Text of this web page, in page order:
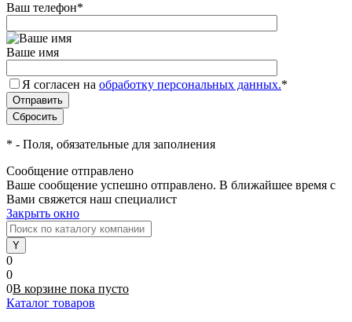
Ваш телефон*
Ваше имя
Я согласен на обработку персональных данных.*
* - Поля, обязательные для заполнения
Сообщение отправлено
Ваше сообщение успешно отправлено. В ближайшее время с
Вами свяжется наш специалист
Закрыть окно
0
0
0В корзине пока пусто
Каталог товаров